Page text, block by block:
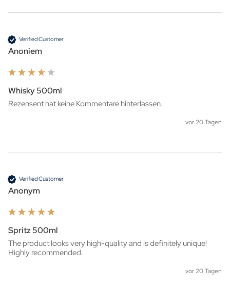
Verified Customer
Anoniem
Whisky 500ml
Rezensent hat keine Kommentare hinterlassen.
vor 20 Tagen
Verified Customer
Anonym
Spritz 500ml
The product looks very high-quality and is definitely unique!
Highly recommended.
vor 20 Tagen